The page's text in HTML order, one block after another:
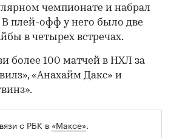
чемпионате и набрал
В плей-офф у него было две
в четырех встречах.
более 100 матчей в НХЛ за
«Анахайм Дакс» и
с РБК в «Максе».